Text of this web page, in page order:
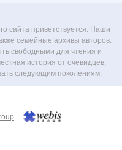
сайта приветствуется. Наши
семейные архивы авторов.
свободными для чтения и
история от очевидцев,
следующим поколениям.